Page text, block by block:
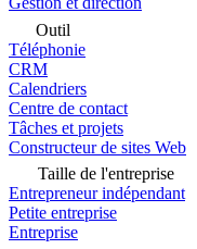
Outil
Téléphonie
CRM
Calendriers
Centre de contact
Tâches et projets
Constructeur de sites Web
Taille de l'entreprise
Entrepreneur indépendant
Petite entreprise
Entreprise